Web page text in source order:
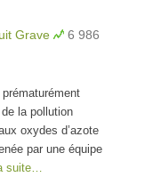
Grave
6 986
la pollution
oxydes d’azote
par une équipe
suite…